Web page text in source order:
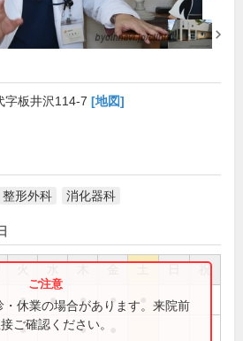
字板井沢114-7 [地図]
整形外科 消化器科
祝
● ● ● ●
● ●
休業の場合があります。来院前
ご確認ください。